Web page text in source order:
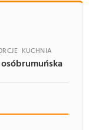
KUCHNIA
rumuńska